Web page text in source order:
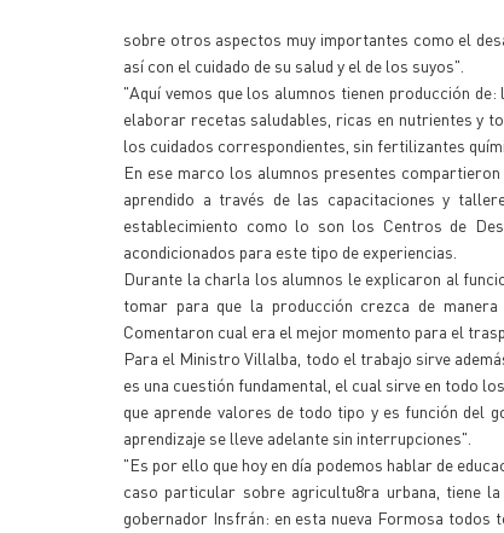
sobre otros aspectos muy importantes como el
así con el cuidado de su salud y el de los suyos".
"Aquí vemos que los alumnos tienen producción
elaborar recetas saludables, ricas en nutrientes y
los cuidados correspondientes, sin fertilizantes
En ese marco los alumnos presentes
aprendido a través de las capacitaciones y
establecimiento como lo son los Centros de
acondicionados para este tipo de experiencias.
Durante la charla los alumnos le explicaron al
tomar para que la producción crezca de
Comentaron cual era el mejor momento para el
Para el Ministro Villalba, todo el trabajo sirve
es una cuestión fundamental, el cual sirve en todo
que aprende valores de todo tipo y es función del
aprendizaje se lleve adelante sin interrupciones".
"Es por ello que hoy en día podemos hablar de
caso particular sobre agricultu8ra urbana, tiene
gobernador Insfrán: en esta nueva Formosa todos